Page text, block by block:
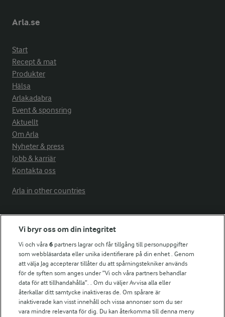
Arla.se
Start
Recept & mat
Produkter
Hälsa
Arlakadabra
Event & sponsring
Aktuellt
Om Arla
Nyheter & press
Jobb & karriär
Kontakta oss
Arla in other countries
Fler Arlasajter
För ägare
Arlas kundportal
Arla.com
Falbygdens Ost
Arla webbshop
Bildbank
Vi bryr oss om din integritet
Vi och våra6 partners lagrar och får tillgång till personuppgifter
som webbläsardata eller unika identifierare på din enhet . Genom
att välja Jag accepterar tillåter du att spårningstekniker används
för de syften som anges under ”Vi och våra partners behandlar
data för att tillhandahålla”. . Om du väljer Avvisa alla eller
återkallar ditt samtycke inaktiveras de. Om spårare är
inaktiverade kan visst innehåll och vissa annonser som du ser
vara mindre relevanta för dig. Du kan återkomma till denna meny